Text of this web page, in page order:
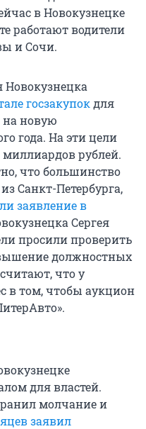
в Новокузнецке
работают водители
и Сочи.
госзакупокдля
на новую
года. На эти цели
рублей.
что большинство
Санкт-Петербурга,
заявление в
Сергея
просили проверить
должностных
что у
в том, чтобы аукцион
для властей.
молчание и
заявил